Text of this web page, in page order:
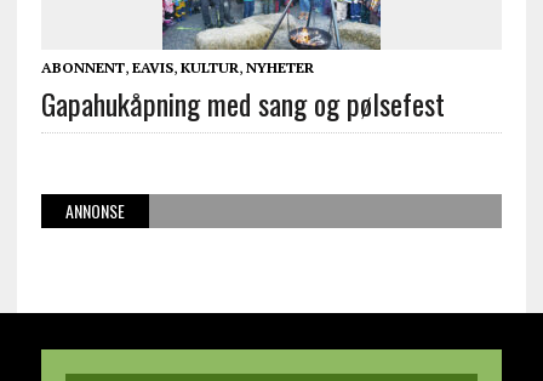
ABONNENT, EAVIS, KULTUR, NYHETER
Gapahukåpning med sang og pølsefest
ANNONSE